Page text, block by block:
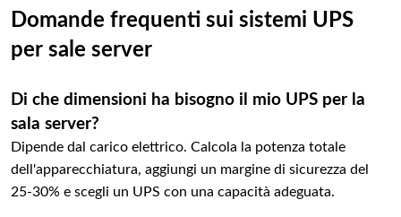
Domande frequenti sui sistemi UPS
per sale server
Di che dimensioni ha bisogno il mio UPS per la
sala server?
Dipende dal carico elettrico. Calcola la potenza totale
dell'apparecchiatura, aggiungi un margine di sicurezza del
25-30% e scegli un UPS con una capacità adeguata.